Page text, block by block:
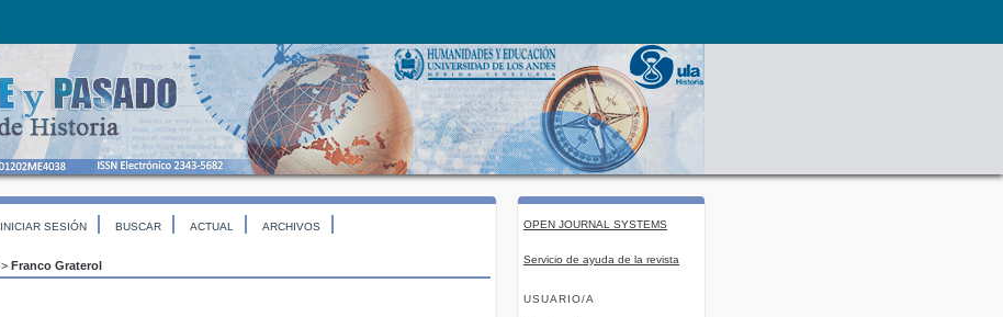
OPEN JOURNAL SYSTEMS
Servicio de ayuda de la revista
USUARIO/A
INICIAR SESIÓN BUSCAR ACTUAL ARCHIVOS
> Franco Graterol